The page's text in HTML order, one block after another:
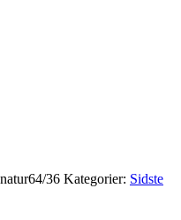
36 Kategorier: Sidste